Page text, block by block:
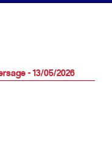
- 13/05/2026